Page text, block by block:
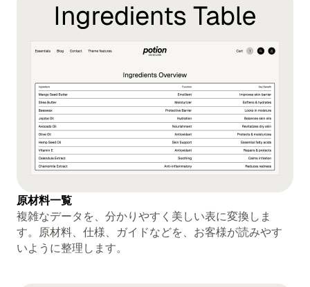
原材料一覧
複雑なデータを、分かりやすく美しい表に変換しま
す。原材料、仕様、ガイドなどを、お客様が読みやす
いように整理します。